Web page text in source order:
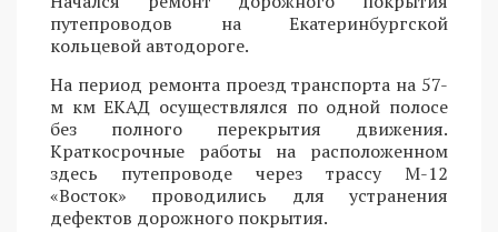
путепроводов на Екатеринбургской
кольцевой автодороге.
На период ремонта проезд транспорта на 57-
м км ЕКАД осуществлялся по одной полосе
без полного перекрытия движения.
Краткосрочные работы на расположенном
здесь путепроводе через трассу М-12
«Восток» проводились для устранения
дефектов дорожного покрытия.